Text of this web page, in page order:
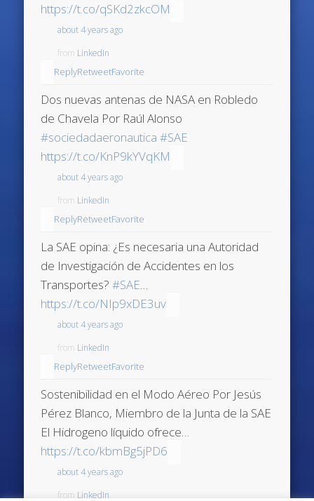
https://t.co/qSKd2zkcOM
about 4 years ago
from LinkedIn
ReplyRetweetFavorite
Dos nuevas antenas de NASA en Robledo
de Chavela Por Raúl Alonso
#sociedadaeronautica #SAE
https://t.co/KnP9kYVqKM
about 4 years ago
from LinkedIn
ReplyRetweetFavorite
La SAE opina: ¿Es necesaria una Autoridad
de Investigación de Accidentes en los
Transportes?#SAE…
https://t.co/NIp9xDE3uv
about 4 years ago
from LinkedIn
ReplyRetweetFavorite
Sostenibilidad en el Modo Aéreo Por Jesús
Pérez Blanco, Miembro de la Junta de la SAE
El Hidrogeno líquido ofrece…
https://t.co/kbmBg5jPD6
about 4 years ago
from LinkedIn